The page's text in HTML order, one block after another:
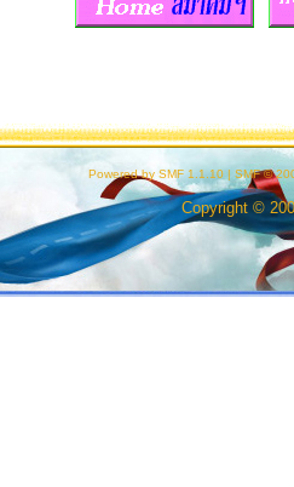
Powered by SMF 1.1.10 | SMF ©
Copyright ©